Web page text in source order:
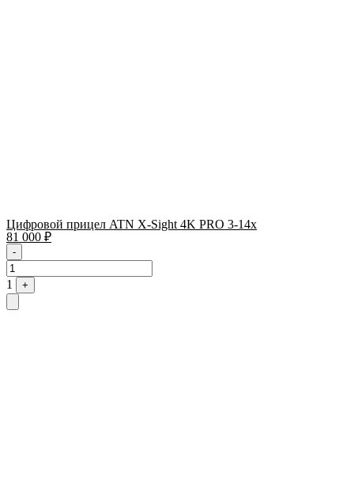
Цифровой прицел ATN X-Sight 4K PRO 3-14x
81 000 ₽
Quantity
-
1 +